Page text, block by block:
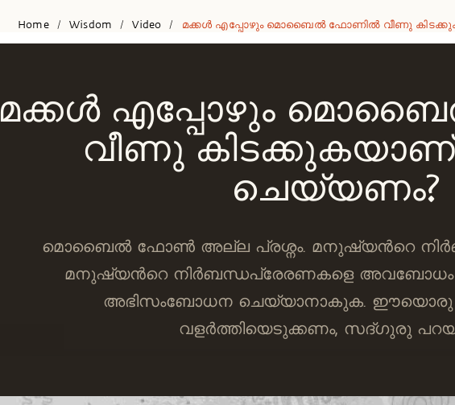
Home / Wisdom / Video / മക്കള്‍ എപ്പോഴും മൊബൈല്‍ ഫോണില്‍ വീണു
മക്കള്‍ എപ്പോഴും
വീണു
ചെയ്യണം?
മൊബൈല്‍ ഫോണ്‍ അല്ല പ്രശ്നം. മനുഷ്യന്‍റെ
മനുഷ്യന്‍റെ നിര്‍ബന്ധപ്രേരണകളെ അവബോധം
അഭിസംബോധന ചെയ്യാനാകുക. ഈയൊരു
വളര്‍ത്തിയെടുക്കണം, സദ്ഗുരു